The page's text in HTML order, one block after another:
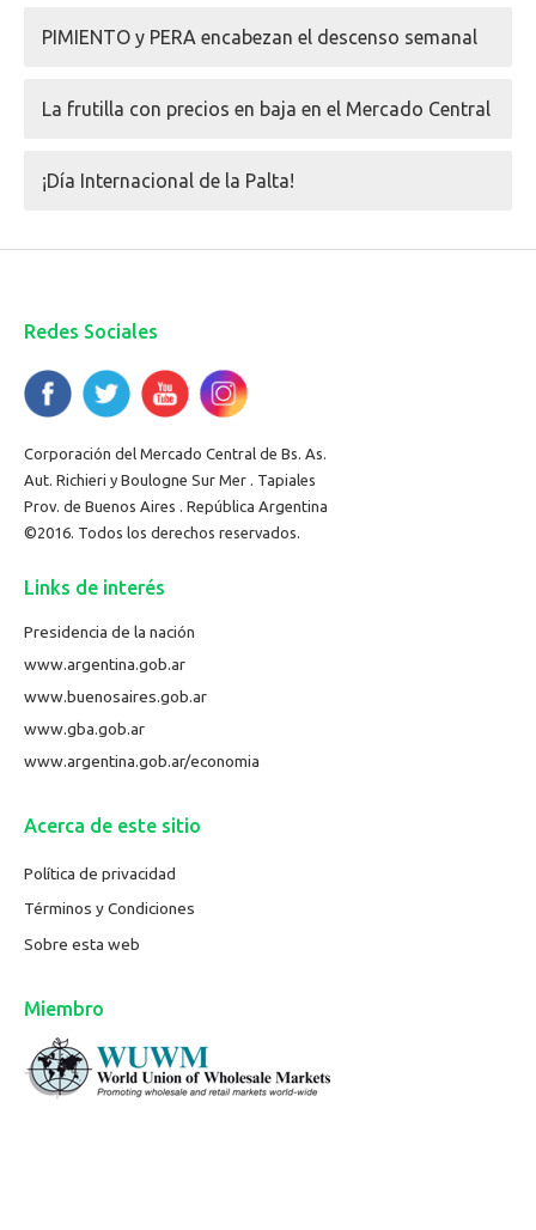
PIMIENTO y PERA encabezan el descenso semanal
La frutilla con precios en baja en el Mercado Central
¡Día Internacional de la Palta!
Redes Sociales
Corporación del Mercado Central de Bs. As.
Aut. Richieri y Boulogne Sur Mer . Tapiales
Prov. de Buenos Aires . República Argentina
©2016. Todos los derechos reservados.
Links de interés
Presidencia de la nación
www.argentina.gob.ar
www.buenosaires.gob.ar
www.gba.gob.ar
www.argentina.gob.ar/economia
Acerca de este sitio
Política de privacidad
Términos y Condiciones
Sobre esta web
Miembro